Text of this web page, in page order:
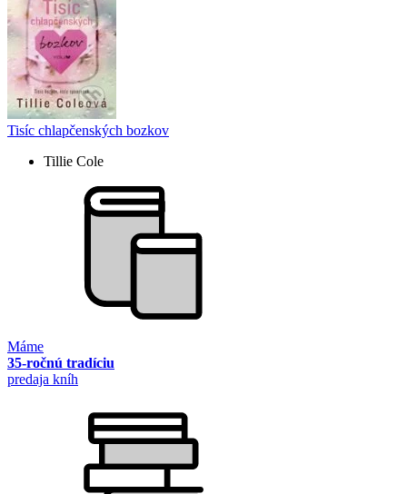
Tisíc chlapčenských bozkov
Tillie Cole
Máme
35-ročnú tradíciu
predaja kníh